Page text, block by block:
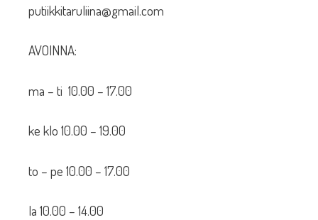
putiikkitaruliina@gmail.com
AVOINNA:
ma – ti 10.00 – 17.00
ke klo 10.00 – 19.00
to – pe 10.00 – 17.00
la 10.00 – 14.00